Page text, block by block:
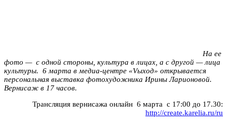
На ее
фото — с одной стороны, культура в лицах, а с другой — лица
культуры. 6 марта в медиа-центре «Vыход» открывается
персональная выставка фотохудожника Ирины Ларионовой.
Вернисаж в 17 часов.
Трансляция вернисажа онлайн 6 марта с 17:00 до 17.30:
http://create.karelia.ru/ru